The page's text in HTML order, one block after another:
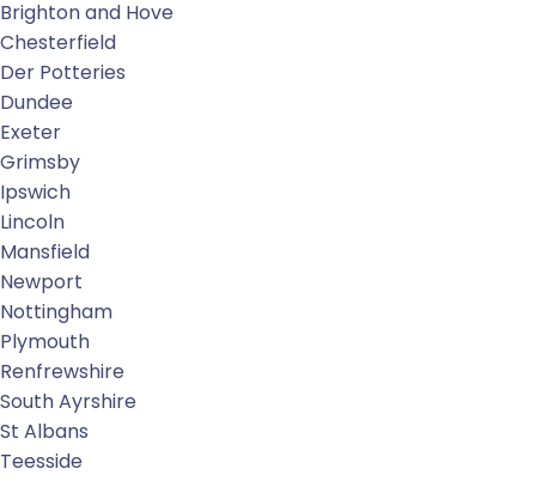
Brighton and Hove
Chesterfield
Der Potteries
Dundee
Exeter
Grimsby
Ipswich
Lincoln
Mansfield
Newport
Nottingham
Plymouth
Renfrewshire
South Ayrshire
St Albans
Teesside